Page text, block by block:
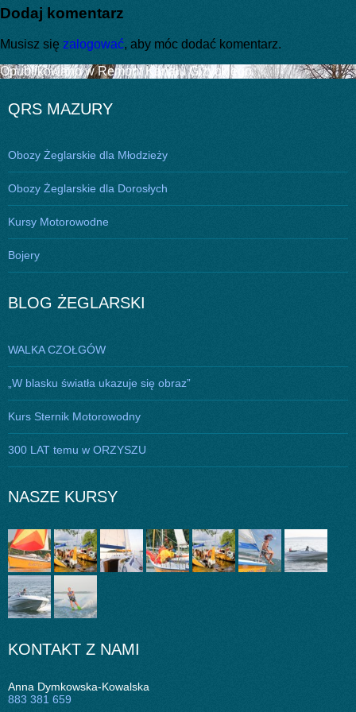
Dodaj komentarz
Musisz się zalogować, aby móc dodać komentarz.
Nawigacja
Opublikowano wRemont Kanału Giżyckiego
QRS MAZURY
Obozy Żeglarskie dla Młodzieży
Obozy Żeglarskie dla Dorosłych
Kursy Motorowodne
Bojery
BLOG ŻEGLARSKI
WALKA CZOŁGÓW
„W blasku światła ukazuje się obraz”
Kurs Sternik Motorowodny
300 LAT temu w ORZYSZU
NASZE KURSY
KONTAKT Z NAMI
Anna Dymkowska-Kowalska
883 381 659